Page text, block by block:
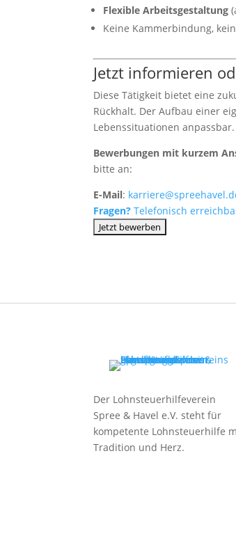
Flexible Arbeitsgestaltung
Keine Kammerbindung,
Jetzt informieren
Diese Tätigkeit bietet eine
Rückhalt. Der Aufbau einer
Lebenssituationen anpassbar.
Bewerbungen mit kurzem
bitte an:
E-Mail:
Fragen? Telefonisch
Der Lohnsteuerhilfeverein
Spree & Havel e.V. steht für
kompetente Lohnsteuerhilfe
Tradition und Herz.